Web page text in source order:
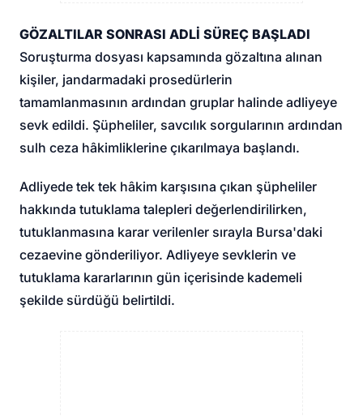
GÖZALTILAR SONRASI ADLİ SÜREÇ BAŞLADI
Soruşturma dosyası kapsamında gözaltına alınan
kişiler, jandarmadaki prosedürlerin
tamamlanmasının ardından gruplar halinde adliyeye
sevk edildi. Şüpheliler, savcılık sorgularının ardından
sulh ceza hâkimliklerine çıkarılmaya başlandı.
Adliyede tek tek hâkim karşısına çıkan şüpheliler
hakkında tutuklama talepleri değerlendirilirken,
tutuklanmasına karar verilenler sırayla Bursa'daki
cezaevine gönderiliyor. Adliyeye sevklerin ve
tutuklama kararlarının gün içerisinde kademeli
şekilde sürdüğü belirtildi.